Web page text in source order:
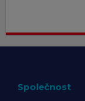
Společnost